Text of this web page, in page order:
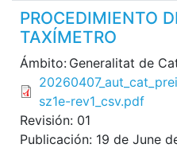
PROCEDIMIENTO
TAXÍMETRO
Ámbito: Generalitat de
File
sz1e-rev1_csv.pdf
Revisión: 01
Publicación: 19 de June